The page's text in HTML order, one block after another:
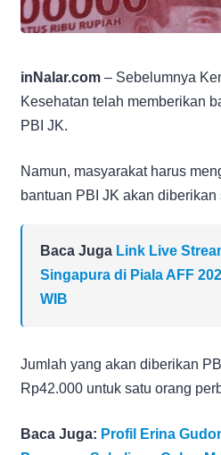
inNalar.com – Sebelumnya
Kesehatan telah memberikan
PBI JK.
Namun, masyarakat harus
bantuan PBI JK akan
Baca Juga Link Live
Singapura di Piala AFF
WIB
Jumlah yang akan diberikan
Rp42.000 untuk satu orang
Baca Juga: Profil Erina